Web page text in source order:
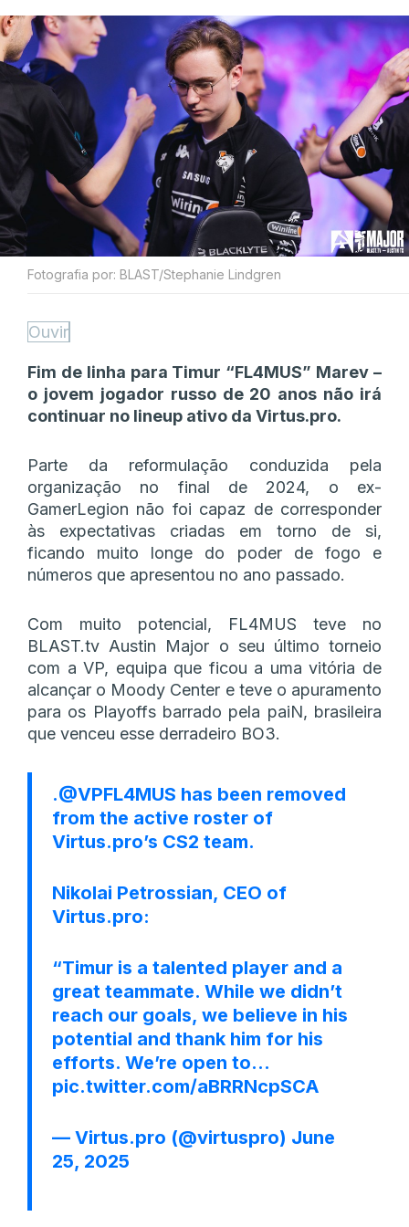
Fotografia por: BLAST/Stephanie Lindgren
Ouvir
Fim de linha para Timur “FL4MUS” Marev –
o jovem jogador russo de 20 anos não irá
continuar no lineup ativo da Virtus.pro.
Parte da reformulação conduzida pela
organização no final de 2024, o ex-
GamerLegion não foi capaz de corresponder
às expectativas criadas em torno de si,
ficando muito longe do poder de fogo e
números que apresentou no ano passado.
Com muito potencial, FL4MUS teve no
BLAST.tv Austin Major o seu último torneio
com a VP, equipa que ficou a uma vitória de
alcançar o Moody Center e teve o apuramento
para os Playoffs barrado pela paiN, brasileira
que venceu esse derradeiro BO3.
.@VPFL4MUS has been removed
from the active roster of
Virtus.рro’s CS2 team.
Nikolai Petrossian, CEO of
Virtus.рro:
“Timur is a talented player and a
great teammate. While we didn’t
reach our goals, we believe in his
potential and thank him for his
efforts. We’re open to…
pic.twitter.com/aBRRNcpSCA
— Virtus.pro (@virtuspro) June
25, 2025